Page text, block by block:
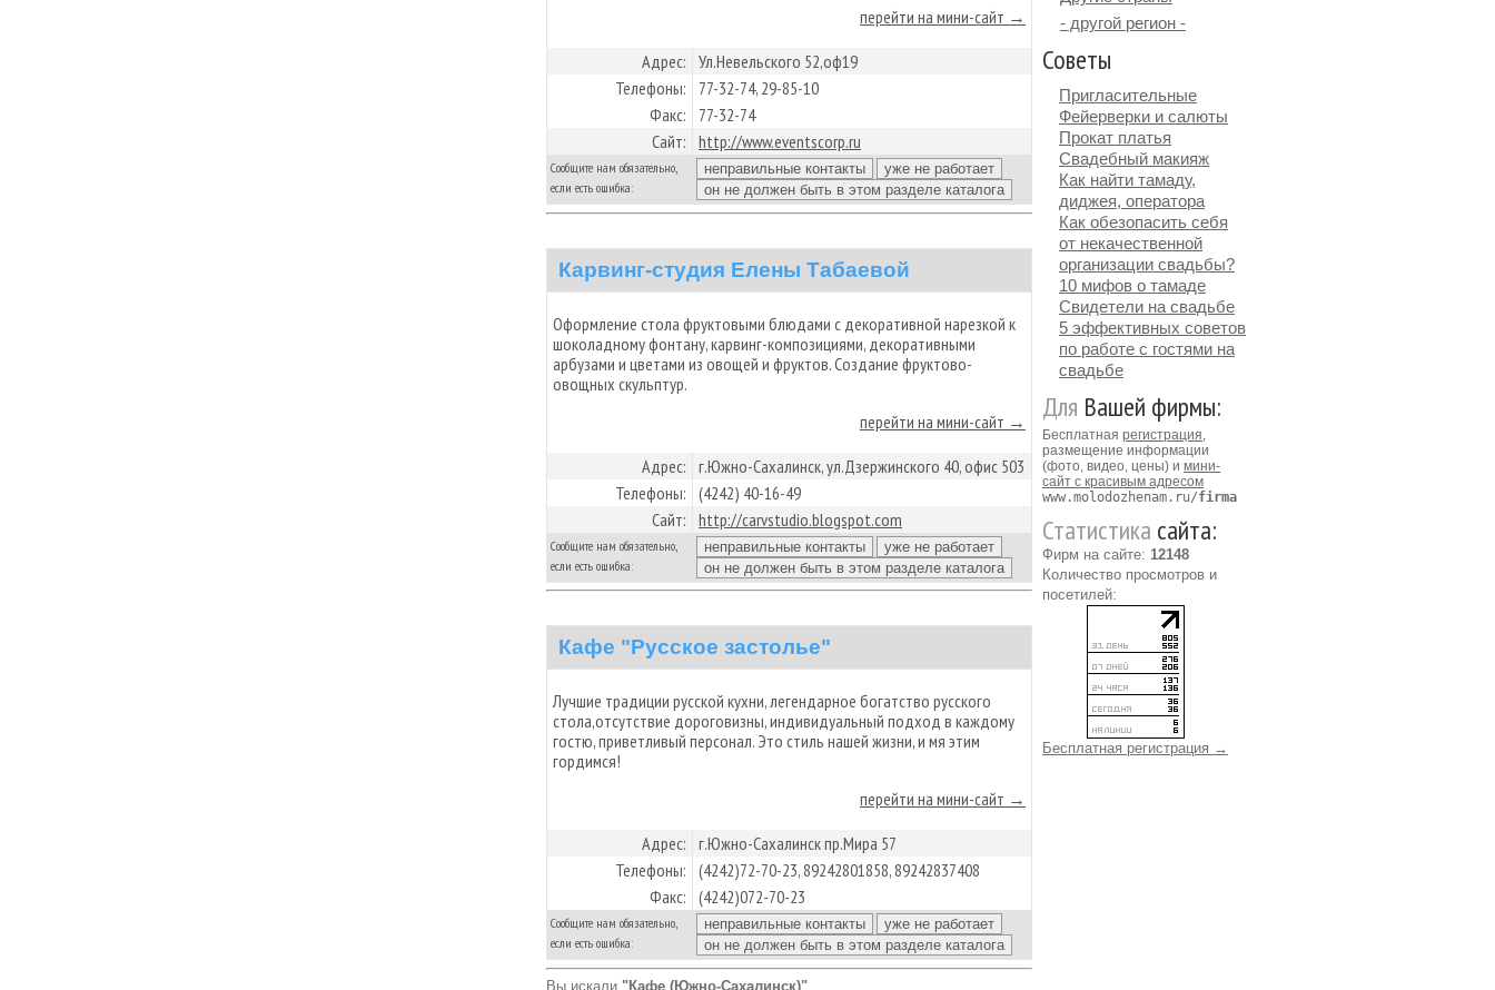
перейти на мини-сайт →
Адрес: Ул.Невельского 52,оф19
Телефоны:
77-32-74, 29-85-10
Факс:
77-32-74
Сайт: http://www.eventscorp.ru
Сообщите нам обязательно,
если есть ошибка:
Карвинг-студия Елены Табаевой
Оформление стола фруктовыми блюдами с декоративной нарезкой к
шоколадному фонтану, карвинг-композициями, декоративными
арбузами и цветами из овощей и фруктов. Создание фруктово-
овощных скульптур.
перейти на мини-сайт →
Адрес: г.Южно-Сахалинск, ул.Дзержинского 40, офис 503
Телефоны: (4242) 40-16-49
Сайт: http://carvstudio.blogspot.com
Сообщите нам обязательно,
если есть ошибка:
Кафе "Русское застолье"
Лучшие традиции русской кухни, легендарное богатство русского
стола,отсутствие дороговизны, индивидуальный подход в каждому
гостю, приветливый персонал. Это стиль нашей жизни, и мя этим
гордимся!
перейти на мини-сайт →
Адрес: г.Южно-Сахалинск пр.Мира 57
Телефоны: (4242)72-70-23, 89242801858, 89242837408
Факс: (4242)072-70-23
Сообщите нам обязательно,
если есть ошибка:
Вы искали "Кафе (Южно-Сахалинск)"
- другой регион -
Советы
Пригласительные
Фейерверки и салюты
Прокат платья
Свадебный макияж
Как найти тамаду,
диджея, оператора
Как обезопасить себя
от некачественной
организации свадьбы?
10 мифов о тамаде
Свидетели на свадьбе
5 эффективных советов
по работе с гостями на
свадьбе
Для Вашей фирмы:
Бесплатная регистрация,
размещение информации
(фото, видео, цены) и мини-
сайт с красивым адресом
www.molodozhenam.ru/firma
Статистика сайта:
Фирм на сайте: 12148
Количество просмотров и
посетилей:
Бесплатная регистрация →